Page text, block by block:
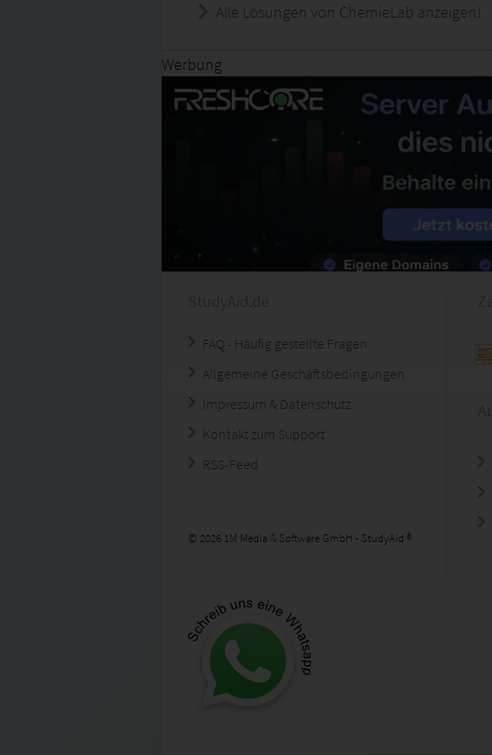
Alle Lösungen von ChemieLab anzeigen!
Werbung
FAQ - Häufig gestellte Fragen
Allgemeine Geschäftsbedingungen
Impressum & Datenschutz
Kontakt zum Support
RSS-Feed
© 2026 1M Media & Software GmbH - StudyAid ®